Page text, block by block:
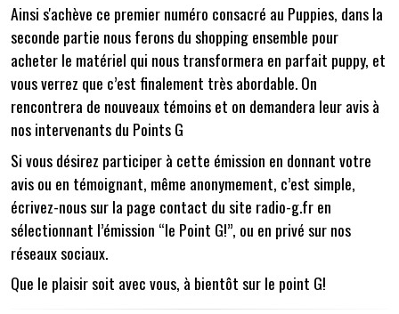
Ainsi s'achève ce premier numéro consacré au Puppies, dans la
seconde partie nous ferons du shopping ensemble pour
acheter le matériel qui nous transformera en parfait puppy, et
vous verrez que c’est finalement très abordable. On
rencontrera de nouveaux témoins et on demandera leur avis à
nos intervenants du Points G
Si vous désirez participer à cette émission en donnant votre
avis ou en témoignant, même anonymement, c’est simple,
écrivez-nous sur la page contact du site radio-g.fr en
sélectionnant l’émission “le Point G!”, ou en privé sur nos
réseaux sociaux.
Que le plaisir soit avec vous, à bientôt sur le point G!